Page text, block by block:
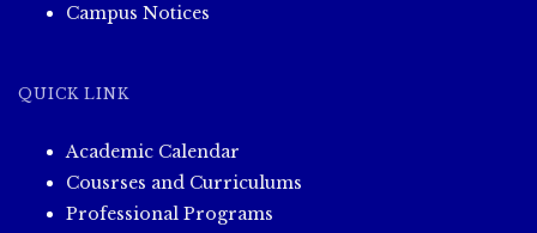
Campus Notices
QUICK LINK
Academic Calendar
Cousrses and Curriculums
Professional Programs